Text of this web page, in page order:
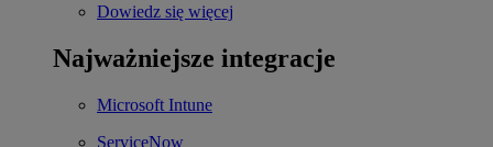
Dowiedz się więcej
Najważniejsze integracje
Microsoft Intune
ServiceNow